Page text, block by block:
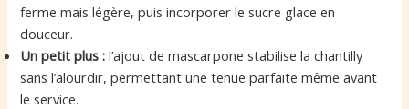
ferme mais légère, puis incorporer le sucre glace en
douceur.
Un petit plus : l’ajout de mascarpone stabilise la chantilly
sans l’alourdir, permettant une tenue parfaite même avant
le service.